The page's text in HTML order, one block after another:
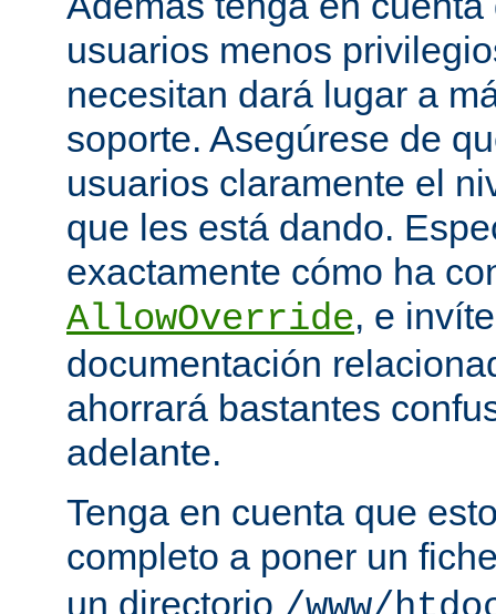
usuarios menos
necesitan dará lugar a
soporte. Asegúrese de
usuarios claramente el
que les está dando.
exactamente cómo ha
AllowOverride, e
documentación
ahorrará bastantes
adelante.
Tenga en cuenta que
completo a poner un
un directorio